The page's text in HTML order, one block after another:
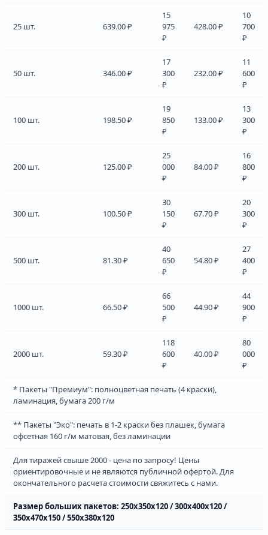
25 шт. 639.00 ₽
15
975
₽
428.00 ₽
10
700
₽
50 шт. 346.00 ₽
17
300
₽
232.00 ₽
11
600
₽
100 шт. 198.50 ₽
19
850
₽
133.00 ₽
13
300
₽
200 шт. 125.00 ₽
25
000
₽
84.00 ₽
16
800
₽
300 шт. 100.50 ₽
30
150
₽
67.70 ₽
20
300
₽
500 шт. 81.30 ₽
40
650
₽
54.80 ₽
27
400
₽
1000 шт. 66.50 ₽
66
500
₽
44.90 ₽
44
900
₽
2000 шт. 59.30 ₽
118
600
₽
40.00 ₽
80
000
₽
* Пакеты "Премиум": полноцветная печать (4 краски),
ламинация, бумага 200 г/м
** Пакеты "Эко": печать в 1-2 краски без плашек, бумага
офсетная 160 г/м матовая, без ламинации
Для тиражей свыше 2000 - цена по запросу! Цены
ориентировочные и не являются публичной офертой. Для
окончательного расчета стоимости свяжитесь с нами.
Размер больших пакетов: 250х350х120 / 300х400х120 /
350х470х150 / 550х380х120